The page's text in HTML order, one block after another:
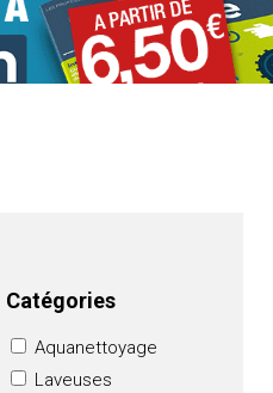
Catégories
Aquanettoyage
Laveuses